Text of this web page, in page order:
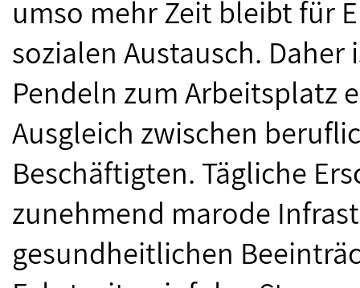
umso mehr Zeit bleibt für
sozialen Austausch.
Pendeln zum Arbeitsplatz
Ausgleich zwischen
Beschäftigten. Tägliche
zunehmend marode
gesundheitlichen